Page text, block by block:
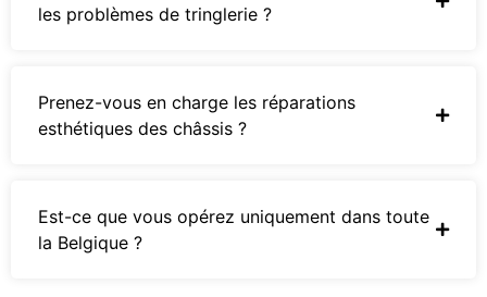
les problèmes de tringlerie ?
Prenez-vous en charge les réparations
esthétiques des châssis ?
Est-ce que vous opérez uniquement dans toute
la Belgique ?